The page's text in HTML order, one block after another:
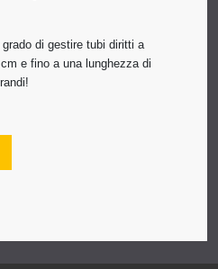
grado di gestire tubi diritti a
e fino a una lunghezza di